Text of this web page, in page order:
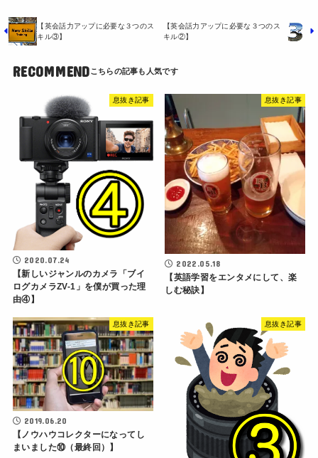
【英会話力アップに必要な３つのス
キル③】
【英会話力アップに必要な３つのス
キル②】
RECOMMEND
息抜き記事
2020.07.24
【新しいジャンルのカメラ「ブイ
ログカメラZV-1」を僕が買った理
由④】
息抜き記事
2022.05.18
【英語学習をエンタメにして、楽
しむ秘訣】
息抜き記事
2019.06.20
【ノウハウコレクターになってし
まいました⑩（最終回）】
息抜き記事